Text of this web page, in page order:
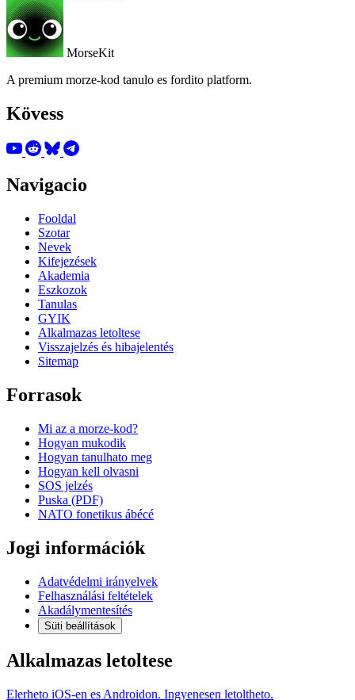
MorseKit
A premium morze-kod tanulo es fordito platform.
Kövess
Navigacio
Fooldal
Szotar
Nevek
Kifejezések
Akademia
Eszkozok
Tanulas
GYIK
Alkalmazas letoltese
Visszajelzés és hibajelentés
Sitemap
Forrasok
Mi az a morze-kod?
Hogyan mukodik
Hogyan tanulhato meg
Hogyan kell olvasni
SOS jelzés
Puska (PDF)
NATO fonetikus ábécé
Jogi információk
Adatvédelmi irányelvek
Felhasználási feltételek
Akadálymentesítés
Süti beállítások
Alkalmazas letoltese
Elerheto iOS-en es Androidon. Ingyenesen letoltheto.